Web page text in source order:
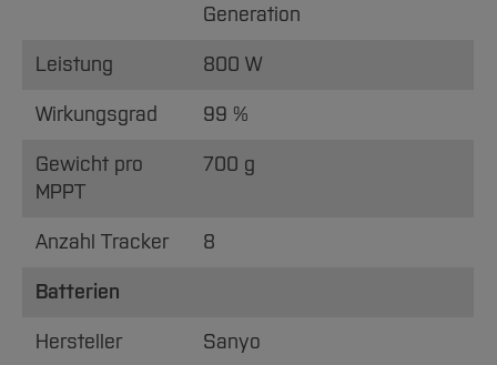
Generation
Leistung 800 W
Wirkungsgrad 99 %
Gewicht pro
MPPT
700 g
Anzahl Tracker 8
Batterien
Hersteller Sanyo